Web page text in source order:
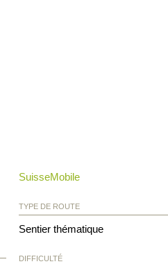
SuisseMobile
TYPE DE ROUTE
Sentier thématique
DIFFICULTÉ